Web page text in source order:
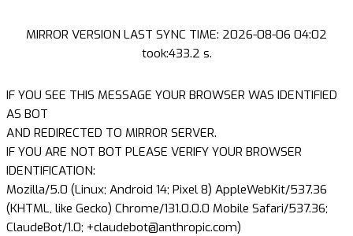
MIRROR VERSION LAST SYNC TIME: 2026-08-06 04:02
took:433.2 s.
IF YOU SEE THIS MESSAGE YOUR BROWSER WAS IDENTIFIED
AS BOT
AND REDIRECTED TO MIRROR SERVER.
IF YOU ARE NOT BOT PLEASE VERIFY YOUR BROWSER
IDENTIFICATION:
Mozilla/5.0 (Linux; Android 14; Pixel 8) AppleWebKit/537.36
(KHTML, like Gecko) Chrome/131.0.0.0 Mobile Safari/537.36;
ClaudeBot/1.0; +claudebot@anthropic.com)